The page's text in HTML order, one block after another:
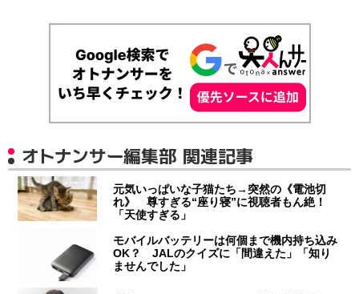
オトナンサー編集部 関連記事
元気いっぱいな子猫たち→突然の《電池切
れ》 尊すぎる“座り寝”に視聴者もん絶！
「天使すぎる」
モバイルバッテリーは何個まで機内持ち込み
OK？ JALのクイズに「間違えた」「知り
ませんでした」